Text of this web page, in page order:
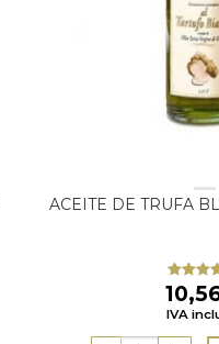
ACEITE DE TRUFA
con
de 5
IVA